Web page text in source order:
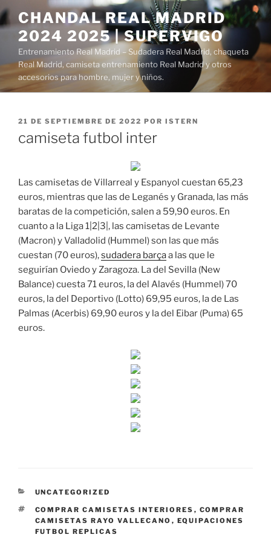
Saltar
al
contenido
CHANDAL REAL MADRID
2024 2025 | SUPERVIGO
Entrenamiento Real Madrid – Sudadera Real Madrid, chaqueta
Real Madrid, camiseta entrenamiento Real Madrid y otros
accesorios para hombre, mujer y niños.
PUBLICADO
21 DE SEPTIEMBRE DE 2022 POR ISTERN
camiseta futbol inter
Las camisetas de Villarreal y Espanyol cuestan 65,23
euros, mientras que las de Leganés y Granada, las más
baratas de la competición, salen a 59,90 euros. En
cuanto a la Liga 1|2|3|, las camisetas de Levante
(Macron) y Valladolid (Hummel) son las que más
cuestan (70 euros),sudadera barçaa las que le
seguirían Oviedo y Zaragoza. La del Sevilla (New
Balance) cuesta 71 euros, la del Alavés (Hummel) 70
euros, la del Deportivo (Lotto) 69,95 euros, la de Las
Palmas (Acerbis) 69,90 euros y la del Eibar (Puma) 65
euros.
CATEGORÍAS
UNCATEGORIZED
ETIQUETAS
COMPRAR CAMISETAS INTERIORES , COMPRAR
CAMISETAS RAYO VALLECANO , EQUIPACIONES
FUTBOL REPLICAS